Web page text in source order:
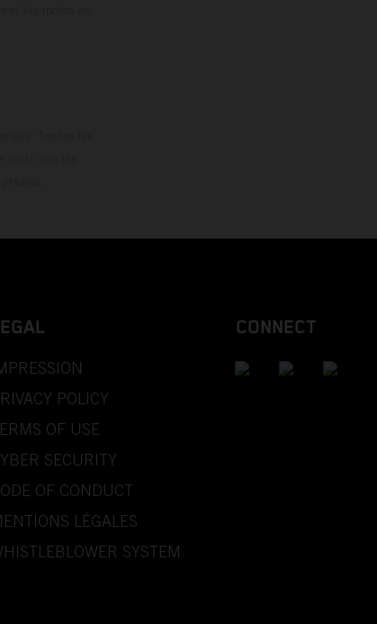
POLICY
OF USE
SECURITY
OF CONDUCT
LÉGALES
SYSTEM
CONNECT